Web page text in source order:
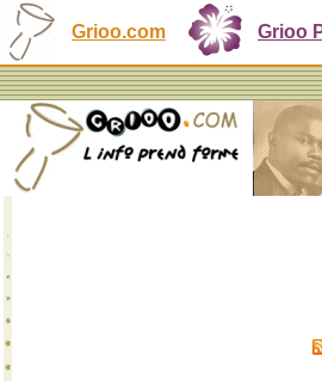
Grioo.com Grioo